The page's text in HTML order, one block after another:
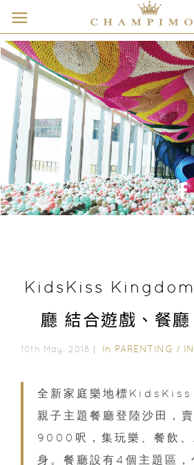
KidsKiss Kingdom
廳 結合遊戲、餐
10th May, 2018｜ In PARENTING /
全新家庭樂地標
親子主題餐廳登陸沙田，
9000呎，集玩樂、餐飲、
身。餐廳設有4個主題區，